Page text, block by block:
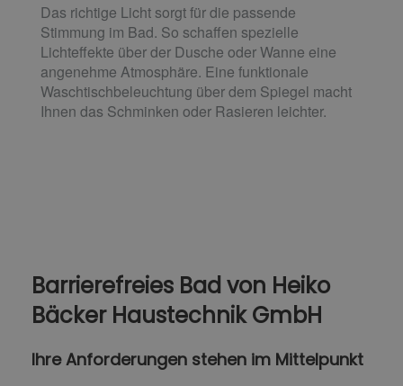
Das richtige Licht sorgt für die passende
Stimmung im Bad. So schaffen spezielle
Lichteffekte über der Dusche oder Wanne eine
angenehme Atmosphäre. Eine funktionale
Waschtischbeleuchtung über dem Spiegel macht
Ihnen das Schminken oder Rasieren leichter.
Barrierefreies Bad von Heiko
Bäcker Haustechnik GmbH
Ihre Anforderungen stehen im Mittelpunkt